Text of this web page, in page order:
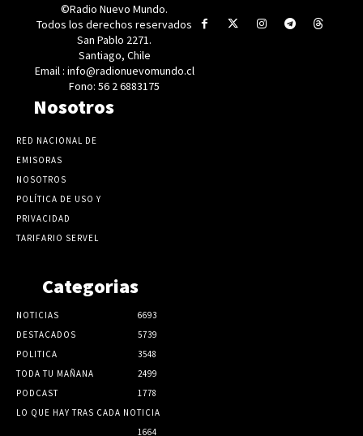
©Radio Nuevo Mundo.
Todos los derechos reservados
San Pablo 2271.
Santiago, Chile
Email : info@radionuevomundo.cl
Fono: 56 2 6883175
Nosotros
RED NACIONAL DE
EMISORAS
NOSOTROS
POLÍTICA DE USO Y
PRIVACIDAD
TARIFARIO SERVEL
Categorias
NOTICIAS
6693
DESTACADOS
5739
POLITICA
3548
TODA TU MAÑANA
2499
PODCAST
1778
LO QUE HAY TRAS CADA NOTICIA
1664